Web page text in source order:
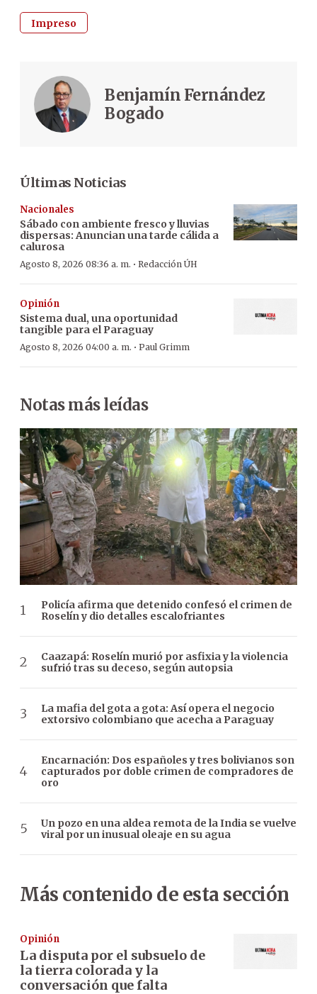
Impreso
Benjamín Fernández
Bogado
Últimas Noticias
Nacionales
Sábado con ambiente fresco y lluvias
dispersas: Anuncian una tarde cálida a
calurosa
Agosto 8, 2026 08:36 a. m. · Redacción ÚH
Opinión
Sistema dual, una oportunidad
tangible para el Paraguay
Agosto 8, 2026 04:00 a. m. · Paul Grimm
Notas más leídas
Policía afirma que detenido confesó el crimen de
Roselín y dio detalles escalofriantes
Caazapá: Roselín murió por asfixia y la violencia
sufrió tras su deceso, según autopsia
La mafia del gota a gota: Así opera el negocio
extorsivo colombiano que acecha a Paraguay
Encarnación: Dos españoles y tres bolivianos son
capturados por doble crimen de compradores de
oro
Un pozo en una aldea remota de la India se vuelve
viral por un inusual oleaje en su agua
Más contenido de esta sección
Opinión
La disputa por el subsuelo de
la tierra colorada y la
conversación que falta